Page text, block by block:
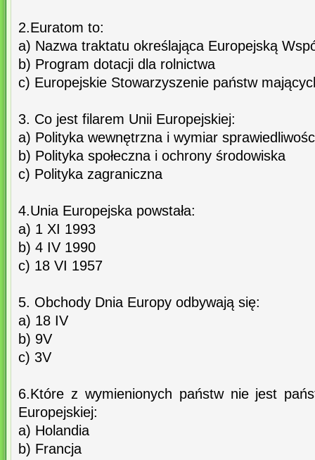
2.Euratom to:
a) Nazwa traktatu określająca Europejską
b) Program dotacji dla rolnictwa
c) Europejskie Stowarzyszenie państw
3. Co jest filarem Unii Europejskiej:
a) Polityka wewnętrzna i wymiar
b) Polityka społeczna i ochrony środowiska
c) Polityka zagraniczna
4.Unia Europejska powstała:
a) 1 XI 1993
b) 4 IV 1990
c) 18 VI 1957
5. Obchody Dnia Europy odbywają się:
a) 18 IV
b) 9V
c) 3V
6.Które z wymienionych państw nie jest
Europejskiej:
a) Holandia
b) Francja